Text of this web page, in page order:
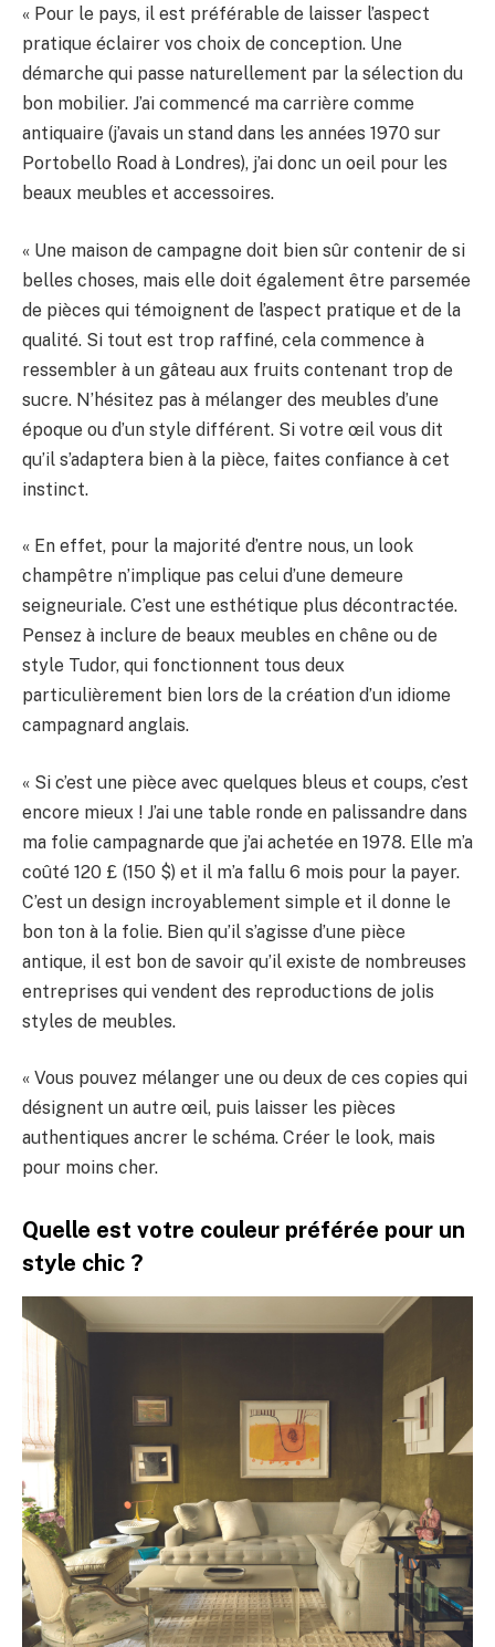
« Pour le pays, il est préférable de laisser l’aspect
pratique éclairer vos choix de conception. Une
démarche qui passe naturellement par la sélection du
bon mobilier. J’ai commencé ma carrière comme
antiquaire (j’avais un stand dans les années 1970 sur
Portobello Road à Londres), j’ai donc un oeil pour les
beaux meubles et accessoires.
« Une maison de campagne doit bien sûr contenir de si
belles choses, mais elle doit également être parsemée
de pièces qui témoignent de l’aspect pratique et de la
qualité. Si tout est trop raffiné, cela commence à
ressembler à un gâteau aux fruits contenant trop de
sucre. N’hésitez pas à mélanger des meubles d’une
époque ou d’un style différent. Si votre œil vous dit
qu’il s’adaptera bien à la pièce, faites confiance à cet
instinct.
« En effet, pour la majorité d’entre nous, un look
champêtre n’implique pas celui d’une demeure
seigneuriale. C’est une esthétique plus décontractée.
Pensez à inclure de beaux meubles en chêne ou de
style Tudor, qui fonctionnent tous deux
particulièrement bien lors de la création d’un idiome
campagnard anglais.
« Si c’est une pièce avec quelques bleus et coups, c’est
encore mieux ! J’ai une table ronde en palissandre dans
ma folie campagnarde que j’ai achetée en 1978. Elle m’a
coûté 120 £ (150 $) et il m’a fallu 6 mois pour la payer.
C’est un design incroyablement simple et il donne le
bon ton à la folie. Bien qu’il s’agisse d’une pièce
antique, il est bon de savoir qu’il existe de nombreuses
entreprises qui vendent des reproductions de jolis
styles de meubles.
« Vous pouvez mélanger une ou deux de ces copies qui
désignent un autre œil, puis laisser les pièces
authentiques ancrer le schéma. Créer le look, mais
pour moins cher.
Quelle est votre couleur préférée pour un
style chic ?